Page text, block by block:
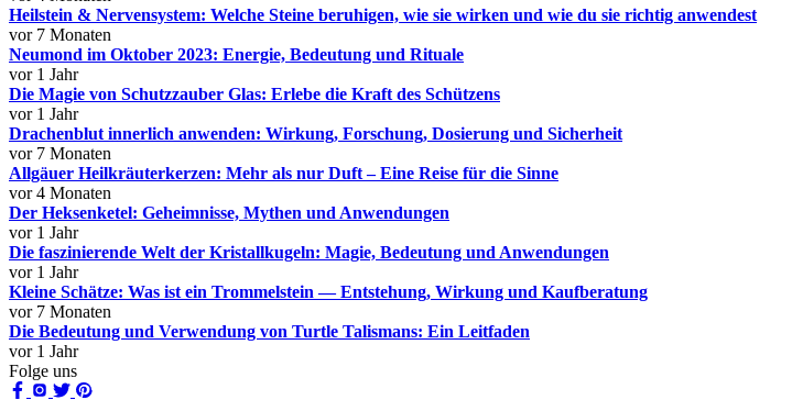
Heilstein & Nervensystem: Welche Steine beruhigen, wie sie wirken und wie du sie richtig anwendest
vor 7 Monaten
Neumond im Oktober 2023: Energie, Bedeutung und Rituale
vor 1 Jahr
Die Magie von Schutzzauber Glas: Erlebe die Kraft des Schützens
vor 1 Jahr
Drachenblut innerlich anwenden: Wirkung, Forschung, Dosierung und Sicherheit
vor 7 Monaten
Allgäuer Heilkräuterkerzen: Mehr als nur Duft – Eine Reise für die Sinne
vor 4 Monaten
Der Heksenketel: Geheimnisse, Mythen und Anwendungen
vor 1 Jahr
Die faszinierende Welt der Kristallkugeln: Magie, Bedeutung und Anwendungen
vor 1 Jahr
Kleine Schätze: Was ist ein Trommelstein — Entstehung, Wirkung und Kaufberatung
vor 7 Monaten
Die Bedeutung und Verwendung von Turtle Talismans: Ein Leitfaden
vor 1 Jahr
Folge uns